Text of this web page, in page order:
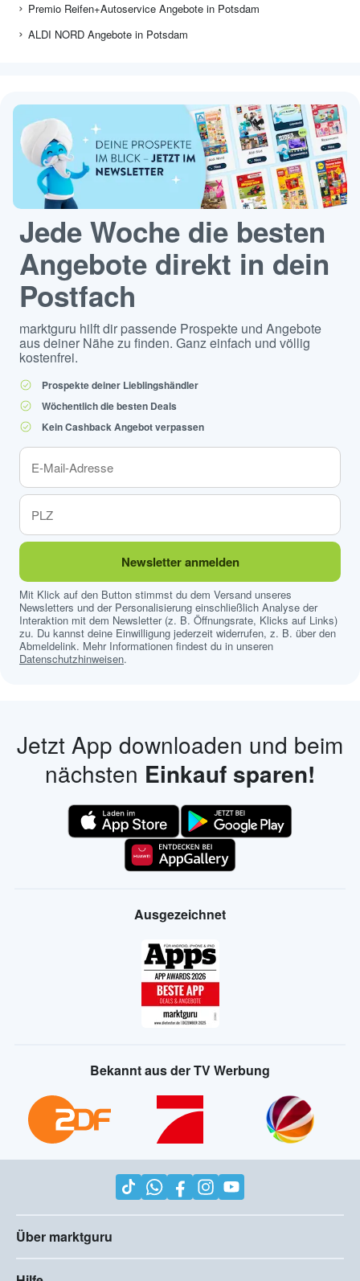
Premio Reifen+Autoservice Angebote in Potsdam
ALDI NORD Angebote in Potsdam
Jede Woche die besten
Angebote direkt in dein
Postfach
marktguru hilft dir passende Prospekte und Angebote
aus deiner Nähe zu finden. Ganz einfach und völlig
kostenfrei.
Prospekte deiner Lieblingshändler
Wöchentlich die besten Deals
Kein Cashback Angebot verpassen
Newsletter anmelden
Mit Klick auf den Button stimmst du dem Versand unseres
Newsletters und der Personalisierung einschließlich Analyse der
Interaktion mit dem Newsletter (z. B. Öffnungsrate, Klicks auf Links)
zu. Du kannst deine Einwilligung jederzeit widerrufen, z. B. über den
Abmeldelink. Mehr Informationen findest du in unseren
Datenschutzhinweisen.
Jetzt App downloaden und beim
nächsten Einkauf sparen!
Ausgezeichnet
Bekannt aus der TV Werbung
Über marktguru